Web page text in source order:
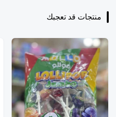
منتجات قد تعجبك